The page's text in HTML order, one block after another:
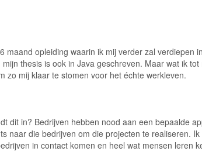
maand opleiding waarin ik mij verder zal verdiepen
thesis is ook in Java geschreven. Maar wat ik
zo mij klaar te stomen voor het échte werkleven.
dit in? Bedrijven hebben nood aan een bepaalde
naar die bedrijven om die projecten te realiseren.
in contact komen en heel wat mensen leren